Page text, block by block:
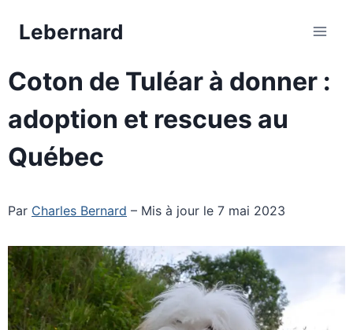
Lebernard
Coton de Tuléar à donner :
adoption et rescues au
Québec
Par Charles Bernard – Mis à jour le 7 mai 2023